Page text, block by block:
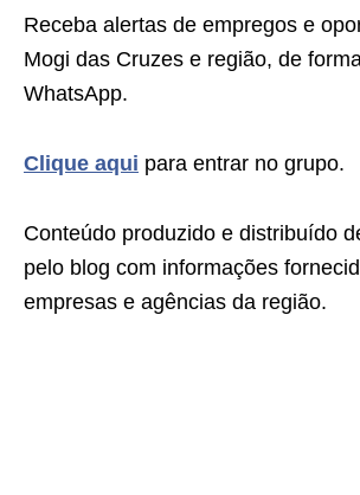
Receba alertas de empregos e
Mogi das Cruzes e região, de
WhatsApp.
Clique aqui para entrar no grupo.
Conteúdo produzido e distribuído
pelo blog com informações
empresas e agências da região.